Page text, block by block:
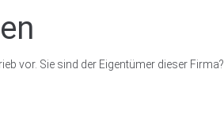
vor. Sie sind der Eigentümer dieser Firma?